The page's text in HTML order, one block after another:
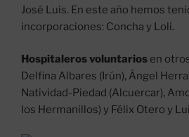
José Luis. En este año hemos
incorporaciones: Concha y Loli.
Hospitaleros voluntarios en
Delfina Albares (Irún), Ángel
Natividad-Piedad (Alcuercar),
los Hermanillos) y Félix Otero y